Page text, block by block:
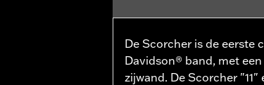
De Scorcher is de eerste
Davidson® band, met
zijwand. De Scorcher